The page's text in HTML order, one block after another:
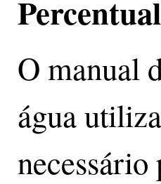
O manual
água